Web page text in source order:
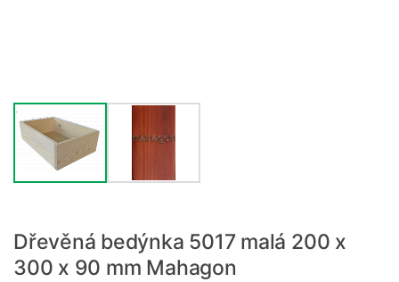
Dřevěná bedýnka 5017 malá 200 x
300 x 90 mm Mahagon